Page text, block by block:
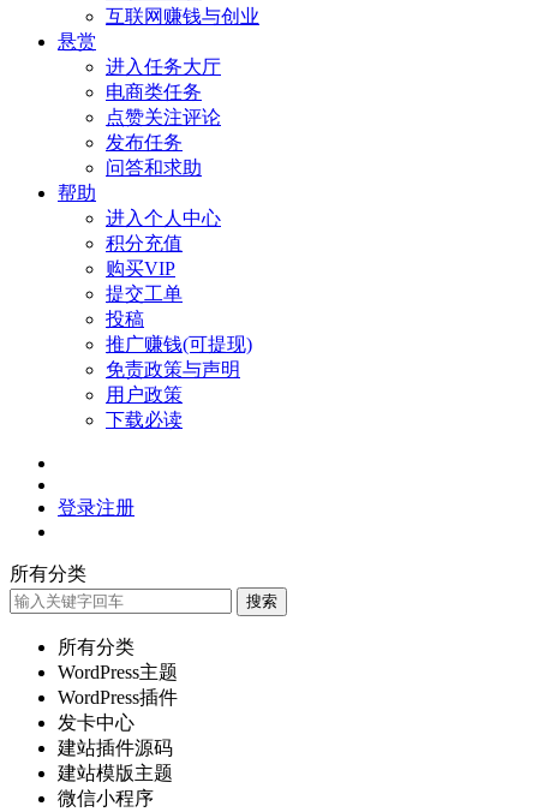
互联网赚钱与创业
悬赏
进入任务大厅
电商类任务
点赞关注评论
发布任务
问答和求助
帮助
进入个人中心
积分充值
购买VIP
提交工单
投稿
推广赚钱(可提现)
免责政策与声明
用户政策
下载必读
登录注册
所有分类
搜索
所有分类
WordPress主题
WordPress插件
发卡中心
建站插件源码
建站模版主题
微信小程序